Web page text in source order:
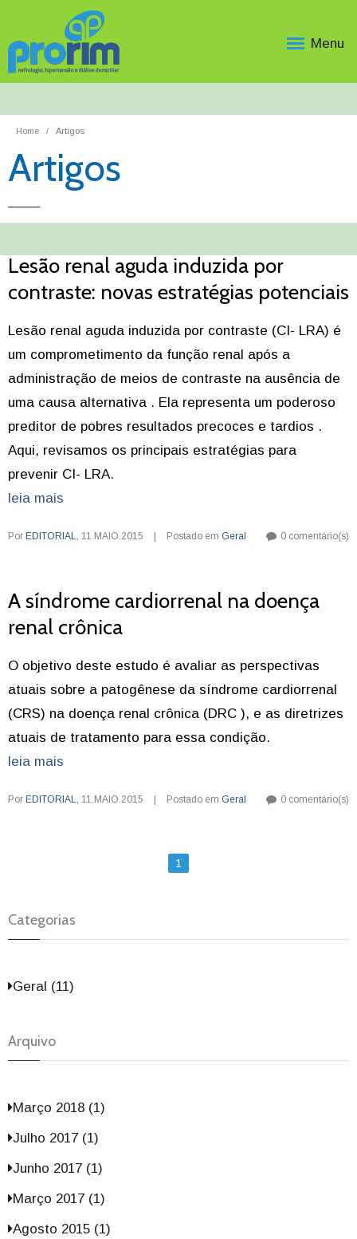
Menu
Home Artigos
Artigos
Lesão renal aguda induzida por
contraste: novas estratégias potenciais
Lesão renal aguda induzida por contraste (CI- LRA) é
um comprometimento da função renal após a
administração de meios de contraste na ausência de
uma causa alternativa . Ela representa um poderoso
preditor de pobres resultados precoces e tardios .
Aqui, revisamos os principais estratégias para
prevenir CI- LRA.
leia mais
Por EDITORIAL, 11.MAIO.2015 Postado em Geral 0 comentário(s)
A síndrome cardiorrenal na doença
renal crônica
O objetivo deste estudo é avaliar as perspectivas
atuais sobre a patogênese da síndrome cardiorrenal
(CRS) na doença renal crônica (DRC ), e as diretrizes
atuais de tratamento para essa condição.
leia mais
Por EDITORIAL, 11.MAIO.2015 Postado em Geral 0 comentário(s)
1
Categorias
Geral (11)
Arquivo
Março 2018 (1)
Julho 2017 (1)
Junho 2017 (1)
Março 2017 (1)
Agosto 2015 (1)